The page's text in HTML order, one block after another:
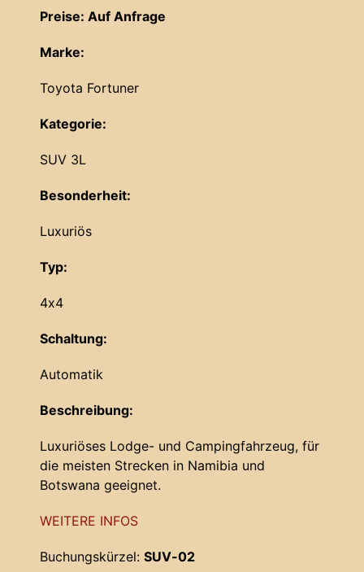
Preise: Auf Anfrage
Marke:
Toyota Fortuner
Kategorie:
SUV 3L
Besonderheit:
Luxuriös
Typ:
4x4
Schaltung:
Automatik
Beschreibung:
Luxuriöses Lodge- und Campingfahrzeug, für
die meisten Strecken in Namibia und
Botswana geeignet.
WEITERE INFOS
Buchungskürzel: SUV-02